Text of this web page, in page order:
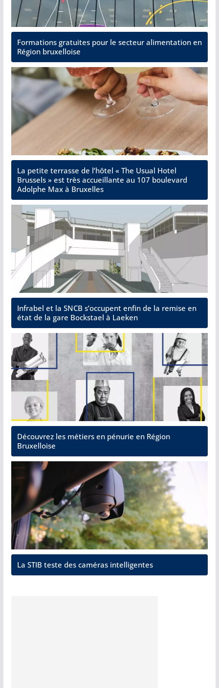
Formations gratuites pour le secteur alimentation en
Région bruxelloise
La petite terrasse de l’hôtel « The Usual Hotel
Brussels » est très accueillante au 107 boulevard
Adolphe Max à Bruxelles
Infrabel et la SNCB s’occupent enfin de la remise en
état de la gare Bockstael à Laeken
Découvrez les métiers en pénurie en Région
Bruxelloise
La STIB teste des caméras intelligentes